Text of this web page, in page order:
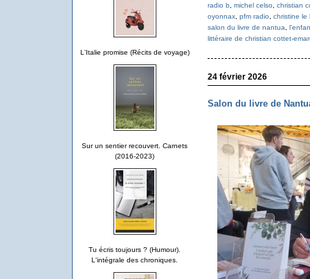
L'Italie promise (Récits de voyage)
Sur un sentier recouvert. Carnets
(2016-2023)
Tu écris toujours ? (Humour).
L'intégrale des chroniques.
radio b
michel celso
christian
oyonnax, pfm radio
christine le
salon du livre de nantua
littéraire de christian cottet-
24 février 2026
Salon du livre de